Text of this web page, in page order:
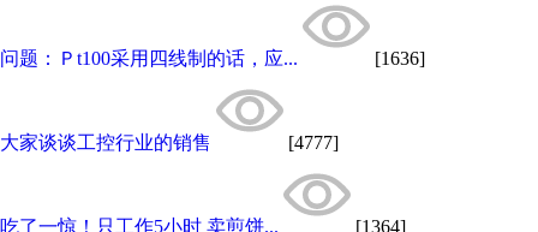
问题：Ｐt100采用四线制的话，应... [1636]
大家谈谈工控行业的销售 [4777]
吃了一惊！只工作5小时 卖煎饼... [1364]